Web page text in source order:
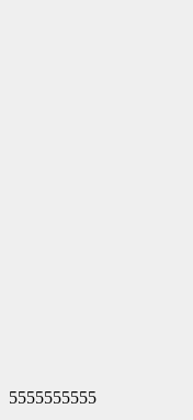
5555555555